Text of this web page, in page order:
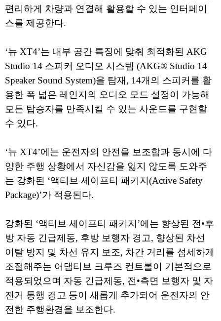
편리하게 차량과 연결해 활용할 수 있는 인터페이
스를 제공한다.
‘뉴 XT4’는 내부 공간 특징에 맞춰 최적화된 AKG
Studio 14 스피커 오디오 시스템 (AKG® Studio 14
Speaker Sound System)을 탑재, 14개의 스피커를 활
용한 폭 넓은 레인지의 오디오 모드 설정이 가능해
모든 탑승자를 만족시킬 수 있는 사운드를 구현할
수 있다.
‘뉴 XT4’에는 운전자의 안전을 보조함과 동시에 다
양한 주행 상황에서 자신감을 잃지 않도록 도와주
는 강화된 ‘액티브 세이프티 패키지(Active Safety
Package)’가 적용된다.
강화된 ‘액티브 세이프티 패키지’에는 향상된 전•후
방 자동 긴급제동, 후방 보행자 경고, 향상된 차선
이탈 방지 및 차선 유지 보조, 차간 거리를 섬세하게
조절해주는 어댑티브 크루즈 컨트롤이 기본적으로
적용되었으며 자동 긴급제동, 전•측면 보행자 및 자
전거 통행 경고 등이 새롭게 추가되어 운전자의 안
전한 주행환경을 보조한다.